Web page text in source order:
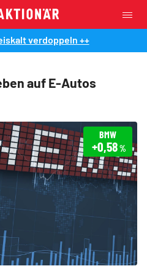
verdoppeln ++
auf E-Autos
BMW
+0,58%